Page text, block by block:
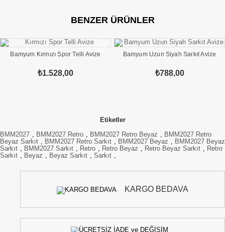
BENZER ÜRÜNLER
Bamyum Kırmızı Spor Telli Avize
₺1.528,00
Bamyum Uzun Siyah Sarkıt Avize
₺788,00
Etiketler
BMM2027
BMM2027 Retro BMM2027 Retro Beyaz
BMM2027 Retro
Beyaz Sarkıt
BMM2027 Retro Sarkıt BMM2027 Beyaz
BMM2027 Beyaz
Sarkıt
BMM2027 Sarkıt Retro Retro Beyaz Retro Beyaz Sarkıt
Retro
Sarkıt
Beyaz Beyaz Sarkıt Sarkıt
KARGO BEDAVA